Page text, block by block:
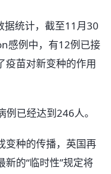
据统计，截至11月30
感例中，有12例已接
疫苗对新变种的作用
已经达到246人。
变种的传播，英国再
的“临时性”规定将